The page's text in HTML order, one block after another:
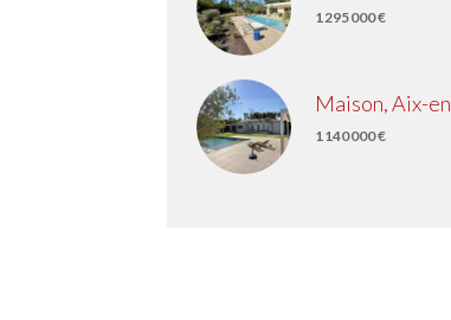
1 295 000 €
Maison, Aix-
1 140 000 €